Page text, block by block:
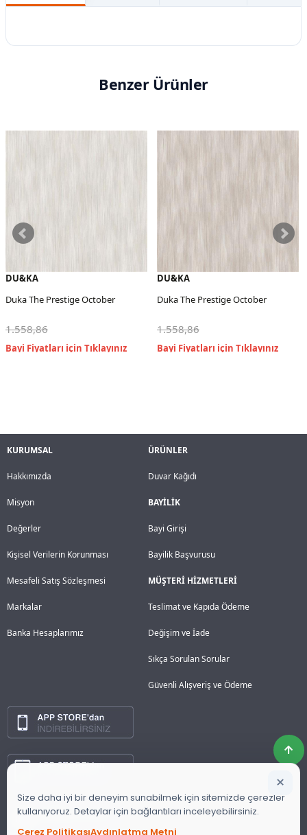
Benzer Ürünler
DU&KA
Duka The Prestige October
1.558,86
DU&KA
Duka The Prestige October
1.558,86
KURUMSAL
Hakkımızda
Misyon
Değerler
Kişisel Verilerin Korunması
Mesafeli Satış Sözleşmesi
Markalar
Banka Hesaplarımız
ÜRÜNLER
Duvar Kağıdı
BAYİLİK
Bayi Girişi
Bayilik Başvurusu
MÜŞTERİ HİZMETLERİ
Teslimat ve Kapıda Ödeme
Değişim ve İade
Sıkça Sorulan Sorular
Güvenli Alışveriş ve Ödeme
Size daha iyi bir deneyim sunabilmek için sitemizde çerezler
kullanıyoruz. Detaylar için bağlantıları inceleyebilirsiniz.
Çerez PolitikasıAydınlatma Metni
×